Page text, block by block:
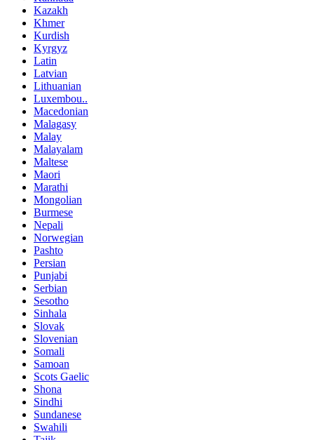
Kazakh
Khmer
Kurdish
Kyrgyz
Latin
Latvian
Lithuanian
Luxembou..
Macedonian
Malagasy
Malay
Malayalam
Maltese
Maori
Marathi
Mongolian
Burmese
Nepali
Norwegian
Pashto
Persian
Punjabi
Serbian
Sesotho
Sinhala
Slovak
Slovenian
Somali
Samoan
Scots Gaelic
Shona
Sindhi
Sundanese
Swahili